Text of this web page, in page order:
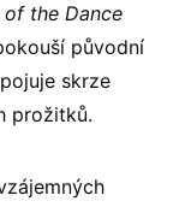
the Dance
původní
skrze
prožitků.